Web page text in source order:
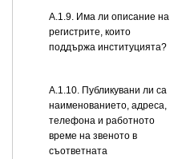
А.1.9. Има ли описание на
регистрите, които
поддържа институцията?
А.1.10. Публикувани ли са
наименованието, адреса,
телефона и работното
време на звеното в
съответната